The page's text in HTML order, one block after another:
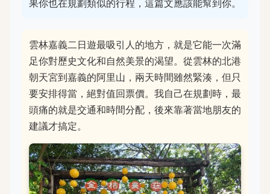
果你也在規劃類似的行程，這篇文應該能幫到你。
雲林嘉義二日遊最吸引人的地方，就是它能一次滿
足你對歷史文化和自然美景的渴望。從雲林的北港
朝天宮到嘉義的阿里山，兩天時間雖然緊湊，但只
要安排得當，絕對值回票價。我自己在規劃時，最
頭痛的就是交通和時間分配，後來靠著當地朋友的
建議才搞定。